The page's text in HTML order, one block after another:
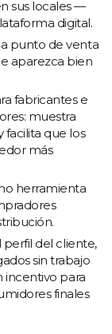
sus locales —
digital.
punto de venta
aparezca bien
fabricantes e
muestra
que los
más
herramienta
perfil del cliente,
sin trabajo
incentivo para
finales